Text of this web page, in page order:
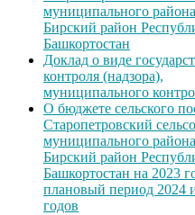
муниципального района
Бирский район
Башкортостан
Доклад о виде
контроля (надзора),
муниципального
О бюджете сельского
Старопетровский
муниципального района
Бирский район
Башкортостан на 2023
плановый период 2024
годов